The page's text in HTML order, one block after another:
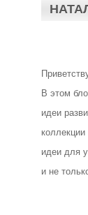
В этом
идеи
идеи для
и не